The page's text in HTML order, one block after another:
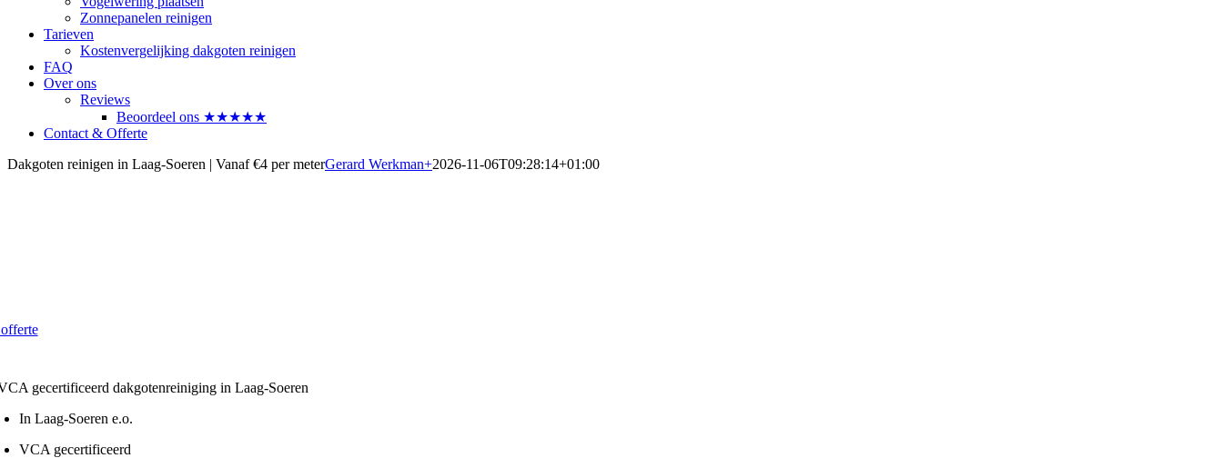
Zonnepanelen reinigen
Tarieven
Kostenvergelijking dakgoten reinigen
FAQ
Over ons
Reviews
Beoordeel ons ★★★★★
Contact & Offerte
Dakgoten reinigen in Laag-Soeren | Vanaf €4 per meterGerard Werkman+2026-11-06T09:28:14+01:00
In Laag-Soeren e.o.
VCA gecertificeerd